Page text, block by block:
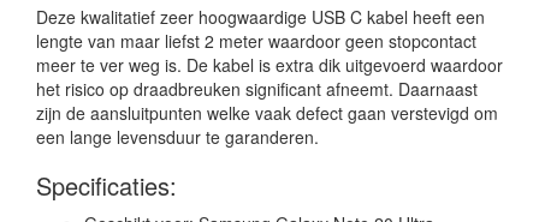
Deze kwalitatief zeer hoogwaardige USB C kabel heeft een
lengte van maar liefst 2 meter waardoor geen stopcontact
meer te ver weg is. De kabel is extra dik uitgevoerd waardoor
het risico op draadbreuken significant afneemt. Daarnaast
zijn de aansluitpunten welke vaak defect gaan verstevigd om
een lange levensduur te garanderen.
Specificaties: